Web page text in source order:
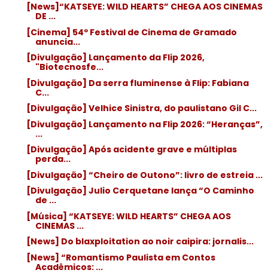
[News]“KATSEYE: WILD HEARTS” CHEGA AOS CINEMAS
DE ...
[Cinema] 54º Festival de Cinema de Gramado
anuncia...
[Divulgação] Lançamento da Flip 2026,
"Biotecnosfe...
[Divulgação] Da serra fluminense à Flip: Fabiana
C...
[Divulgação] Velhice Sinistra, do paulistano Gil C...
[Divulgação] Lançamento na Flip 2026: “Heranças”,
...
[Divulgação] Após acidente grave e múltiplas
perda...
[Divulgação] “Cheiro de Outono”: livro de estreia ...
[Divulgação] Julio Cerquetane lança “O Caminho
de ...
[Música] “KATSEYE: WILD HEARTS” CHEGA AOS
CINEMAS ...
[News] Do blaxploitation ao noir caipira: jornalis...
[News] “Romantismo Paulista em Contos
Acadêmicos: ...